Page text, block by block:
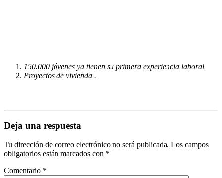
150.000 jóvenes ya tienen su primera experiencia laboral
Proyectos de vivienda .
Deja una respuesta
Tu dirección de correo electrónico no será publicada. Los campos
obligatorios están marcados con *
Comentario *